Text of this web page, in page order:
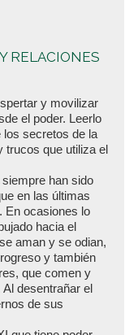
RELACIONES
y movilizar
el poder. Leerlo
los secretos de la
trucos que utiliza el
han sido
en las últimas
En ocasiones lo
hacia el
aman y se odian,
y también
que comen y
desentrañar el
de sus